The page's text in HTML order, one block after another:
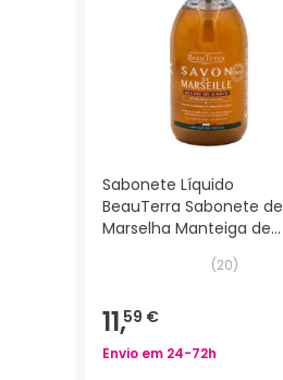
Sabonete Líquido
BeauTerra Sabonete de
Marselha Manteiga de
(20)
11,59 €
Envio em 24-72h